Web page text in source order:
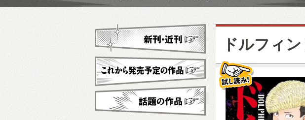
ドルフィン
試し読み！
新刊・近刊
これから発売予定